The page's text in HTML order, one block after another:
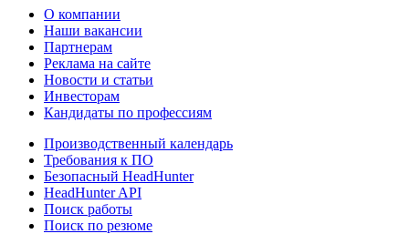
О компании
Наши вакансии
Партнерам
Реклама на сайте
Новости и статьи
Инвесторам
Кандидаты по профессиям
Производственный календарь
Требования к ПО
Безопасный HeadHunter
HeadHunter API
Поиск работы
Поиск по резюме